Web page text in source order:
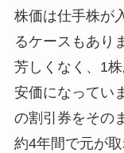
株価は仕手株が
るケースもあり
芳しくなく、1
安価になってい
の割引券をその
約4年間で元が取